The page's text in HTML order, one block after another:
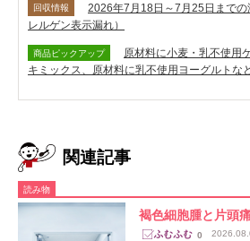
回収情報
2026年7月18日～7月25日まで
レルゲン表示漏れ）
商品ピックアップ
原材料に小麦・乳不使用
キミックス、原材料に乳不使用ヨーグルトな
関連記事
読み物
褐色細胞腫と片頭
0